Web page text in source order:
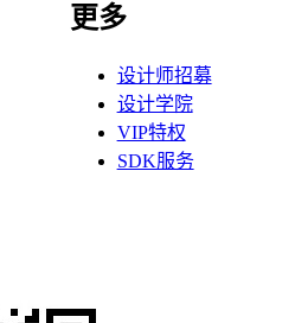
更多
设计师招募
设计学院
VIP特权
SDK服务